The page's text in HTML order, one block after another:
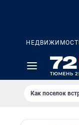
Как поселок